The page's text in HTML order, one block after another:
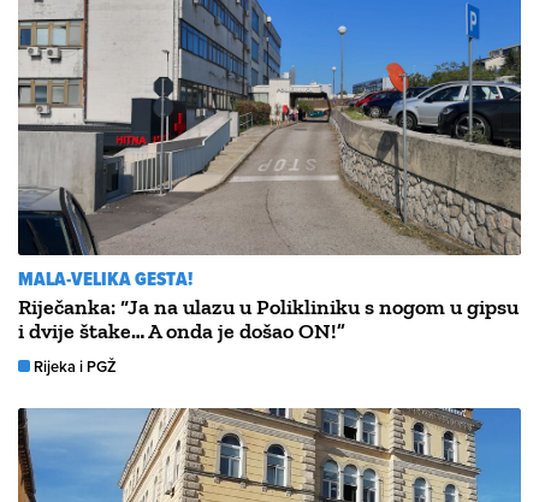
MALA-VELIKA GESTA!
Riječanka: “Ja na ulazu u Polikliniku s nogom u gipsu
i dvije štake… A onda je došao ON!”
Rijeka i PGŽ